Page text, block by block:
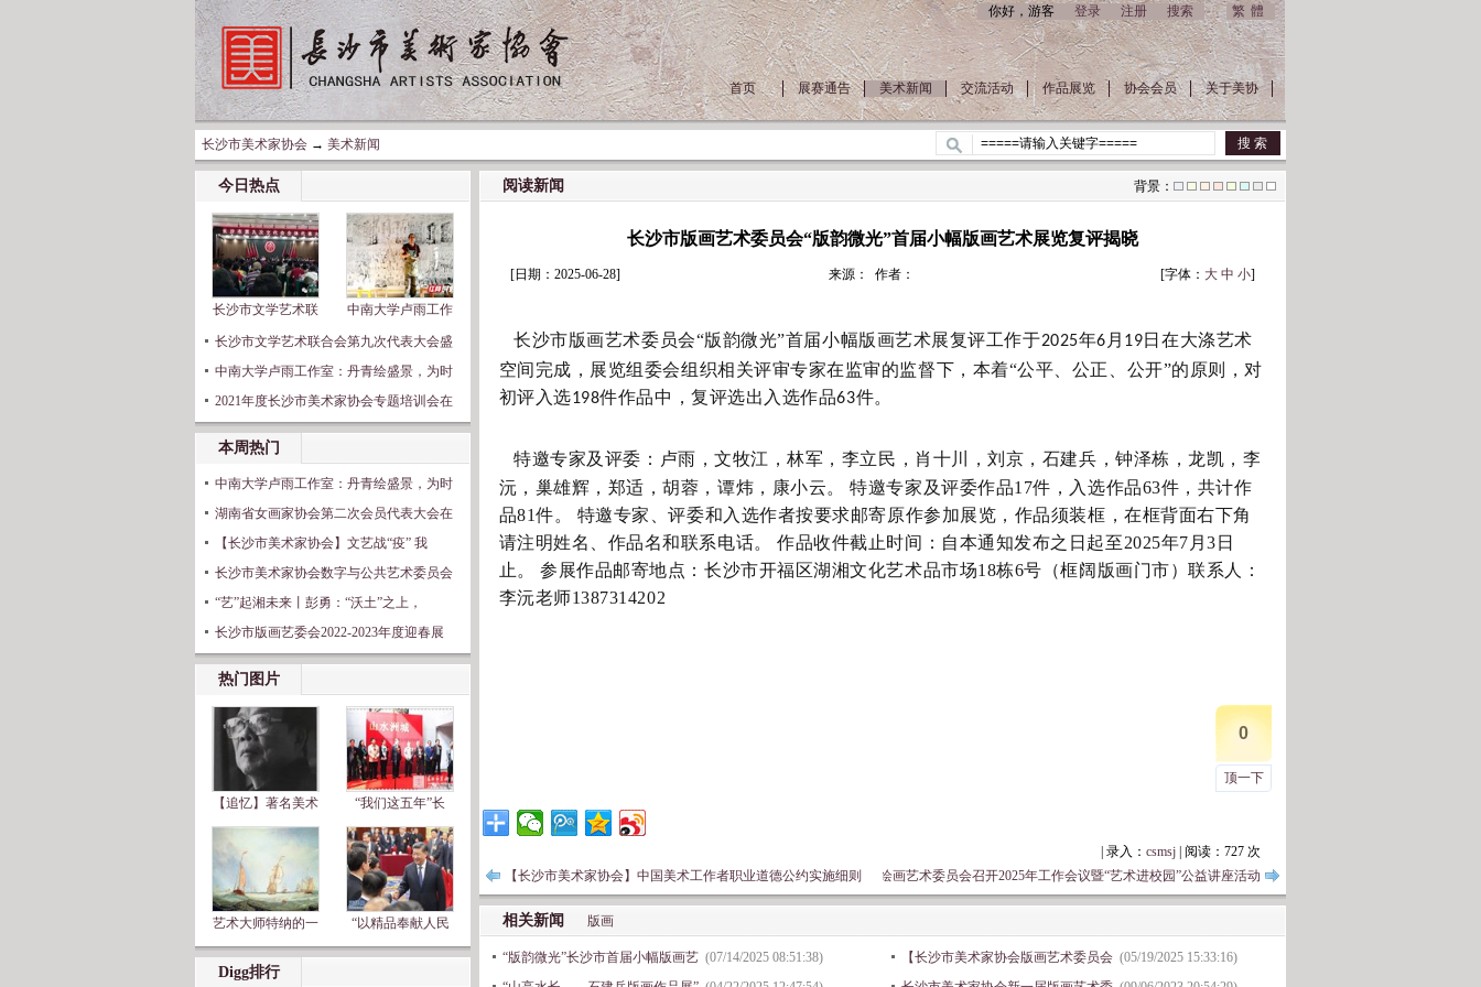
繁體
你好，游客 登录 注册 搜索
首页 展赛通告 美术新闻 交流活动 作品展览 协会会员
关于美协
图片中心
长沙市美术家协会 → 美术新闻
今日热点
长沙市文学艺术联 中南大学卢雨工作
长沙市文学艺术联合会第九次代表大会盛
中南大学卢雨工作室：丹青绘盛景，为时
2021年度长沙市美术家协会专题培训会在
本周热门
中南大学卢雨工作室：丹青绘盛景，为时
湖南省女画家协会第二次会员代表大会在
【长沙市美术家协会】文艺战“疫” 我
长沙市美术家协会数字与公共艺术委员会
“艺”起湘未来丨彭勇：“沃土”之上，
长沙市版画艺委会2022-2023年度迎春展
热门图片
【追忆】著名美术 “我们这五年”长
艺术大师特纳的一 “以精品奉献人民
Digg排行
背景：
阅读新闻
长沙市版画艺术委员会“版韵微光”首届小幅版画艺术展览复评揭晓
[日期：2025-06-28] 来源： 作者： [字体： 大 中 小]
长沙市版画艺术委员会“版韵微光”首届小幅版画艺术展复评工作于2025年6月 19日在大涤艺术
空间完成 ，展览组委会组织相关评审专家在监审的监督下，本着“公平、公正、公开”的原则，对
初评入选198件作品中，复评选出入选作品63件。
特邀专家及评委：卢雨，文牧江，林军，李立民，肖十川，刘京，石建兵，钟泽栋，龙凯，李
沅，巢雄辉，郑适，胡蓉，谭炜，康小云。 特邀专家及评委作品17件，入选作品63件，共计作
品81件。 特邀专家、评委和入选作者按要求邮寄原作参加展览，作品须装框，在框背面右下角
请注明姓名、作品名和联系电话。 作品收件截止时间：自本通知发布之日起至2025年7月3日
止。 参展作品邮寄地点：长沙市开福区湖湘文化艺术品市场18栋6号（框阔版画门市）联系人：
李沅老师1387314202
0
顶一下
| 录入： csmsj | 阅读： 727 次
【长沙市美术家协会】中国美术工作者职业道德公约实施细则长沙市美术家协会综合材料绘画艺术委员会召开2025年工作会议暨“艺术进校园”公益讲座活动
相关新闻 版画
“版韵微光”长沙市首届小幅版画艺 (07/14/2025 08:51:38)
【长沙市美术家协会版画艺术委员会 (05/19/2025 15:33:16)